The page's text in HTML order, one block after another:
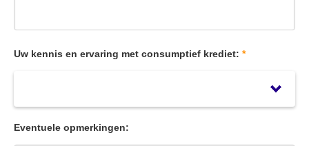
Uw kennis en ervaring met consumptief krediet: *
Eventuele opmerkingen: